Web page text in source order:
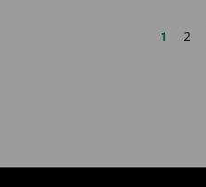
1 2